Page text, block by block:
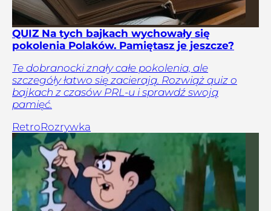
QUIZ Na tych bajkach wychowały się
pokolenia Polaków. Pamiętasz je jeszcze?
Te dobranocki znały całe pokolenia, ale
szczegóły łatwo się zacierają. Rozwiąż quiz o
bajkach z czasów PRL-u i sprawdź swoją
pamięć.
RetroRozrywka